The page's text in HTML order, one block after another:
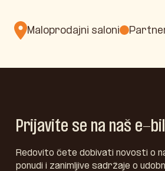
Maloprodajni saloni
Prijavite se na naš e-
Redovito ćete dobivati novosti o
ponudi i zanimljive sadržaje o